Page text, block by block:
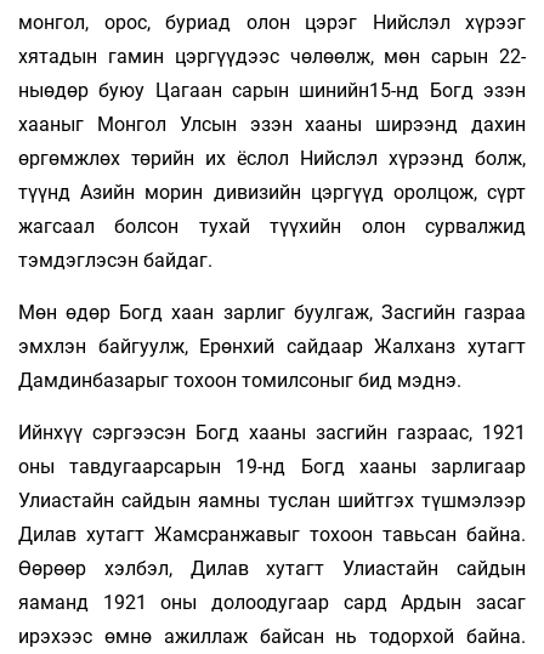
монгол, орос, буриад олон цэрэг Нийслэл хүрээг
хятадын гамин цэргүүдээс чөлөөлж, мөн сарын 22-
ныөдөр буюу Цагаан сарын шинийн15-нд Богд эзэн
хааныг Монгол Улсын эзэн хааны ширээнд дахин
өргөмжлөх төрийн их ёслол Нийслэл хүрээнд болж,
түүнд Азийн морин дивизийн цэргүүд оролцож, сүрт
жагсаал болсон тухай түүхийн олон сурвалжид
тэмдэглэсэн байдаг.
Мөн өдөр Богд хаан зарлиг буулгаж, Засгийн газраа
эмхлэн байгуулж, Ерөнхий сайдаар Жалханз хутагт
Дамдинбазарыг тохоон томилсоныг бид мэднэ.
Ийнхүү сэргээсэн Богд хааны засгийн газраас, 1921
оны тавдугаарсарын 19-нд Богд хааны зарлигаар
Улиастайн сайдын яамны туслан шийтгэх түшмэлээр
Дилав хутагт Жамсранжавыг тохоон тавьсан байна.
Өөрөөр хэлбэл, Дилав хутагт Улиастайн сайдын
яаманд 1921 оны долоодугаар сард Ардын засаг
ирэхээс өмнө ажиллаж байсан нь тодорхой байна.